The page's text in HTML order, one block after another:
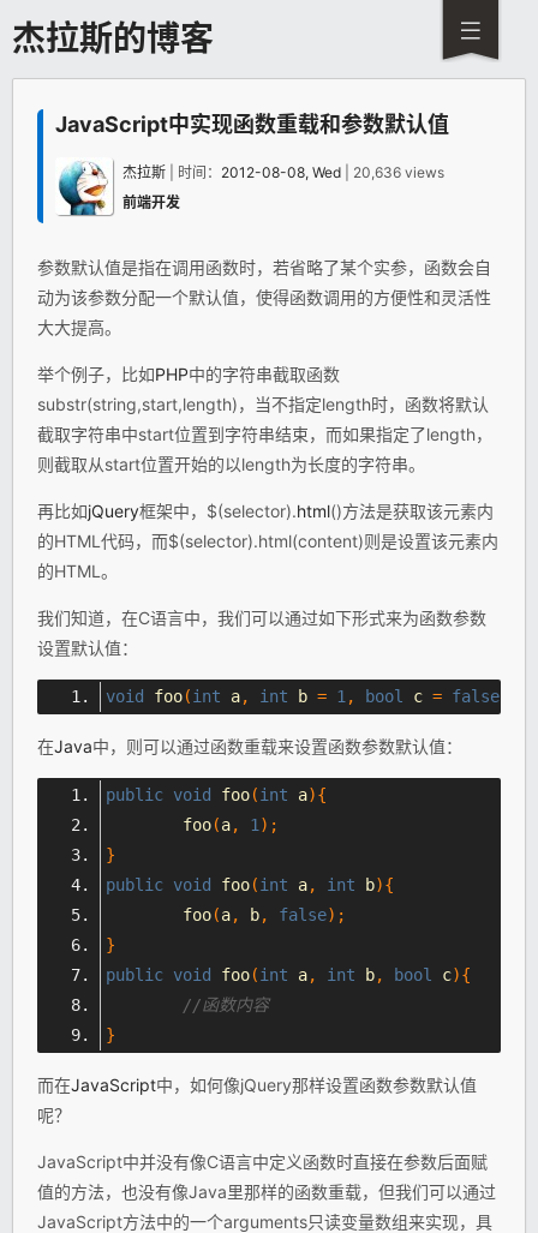
杰拉斯的博客
JavaScript中实现函数重载和参数默认值
杰拉斯 | 时间： 2012-08-08, Wed | 20,636 views
前端开发
参数默认值是指在调用函数时，若省略了某个实参，函数会自
动为该参数分配一个默认值，使得函数调用的方便性和灵活性
大大提高。
举个例子，比如PHP中的字符串截取函数
substr(string,start,length)，当不指定length时，函数将默认
截取字符串中start位置到字符串结束，而如果指定了length，
则截取从start位置开始的以length为长度的字符串。
再比如jQuery框架中，$(selector).html()方法是获取该元素内
的HTML代码，而$(selector).html(content)则是设置该元素内
的HTML。
我们知道，在C语言中，我们可以通过如下形式来为函数参数
设置默认值：
void foo(int a, int b = 1 , bool c = false
在Java中，则可以通过函数重载来设置函数参数默认值：
public void foo(int a){
	foo
(a, 1 );
}
public void foo(int a, int b){
	foo
(a, b, false);
}
public void foo(int a, int b, bool c){
//函数内容
}
而在JavaScript中，如何像jQuery那样设置函数参数默认值
呢？
JavaScript中并没有像C语言中定义函数时直接在参数后面赋
值的方法，也没有像Java里那样的函数重载，但我们可以通过
JavaScript方法中的一个arguments只读变量数组来实现，具